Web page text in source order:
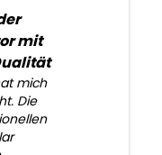
mit
mich
Die